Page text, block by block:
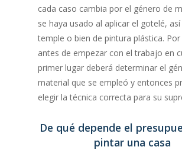
cada caso cambia por el género de
se haya usado al aplicar el gotelé, así
temple o bien de pintura plástica.
antes de empezar con el trabajo en
primer lugar deberá determinar el
material que se empleó y entonces
elegir la técnica correcta para su
De qué depende el
pintar una casa